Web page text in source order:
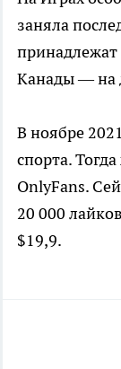
заняла
Канады — на
В ноябре
спорта.
OnlyFans.
20 000
$19,9.